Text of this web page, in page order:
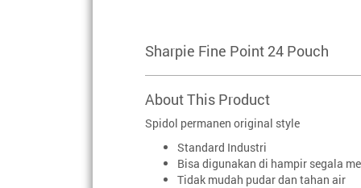
Sharpie Fine Point 24 Pouch
About This Product
Spidol permanen original style
Standard Industri
Bisa digunakan di hampir segala
Tidak mudah pudar dan tahan air